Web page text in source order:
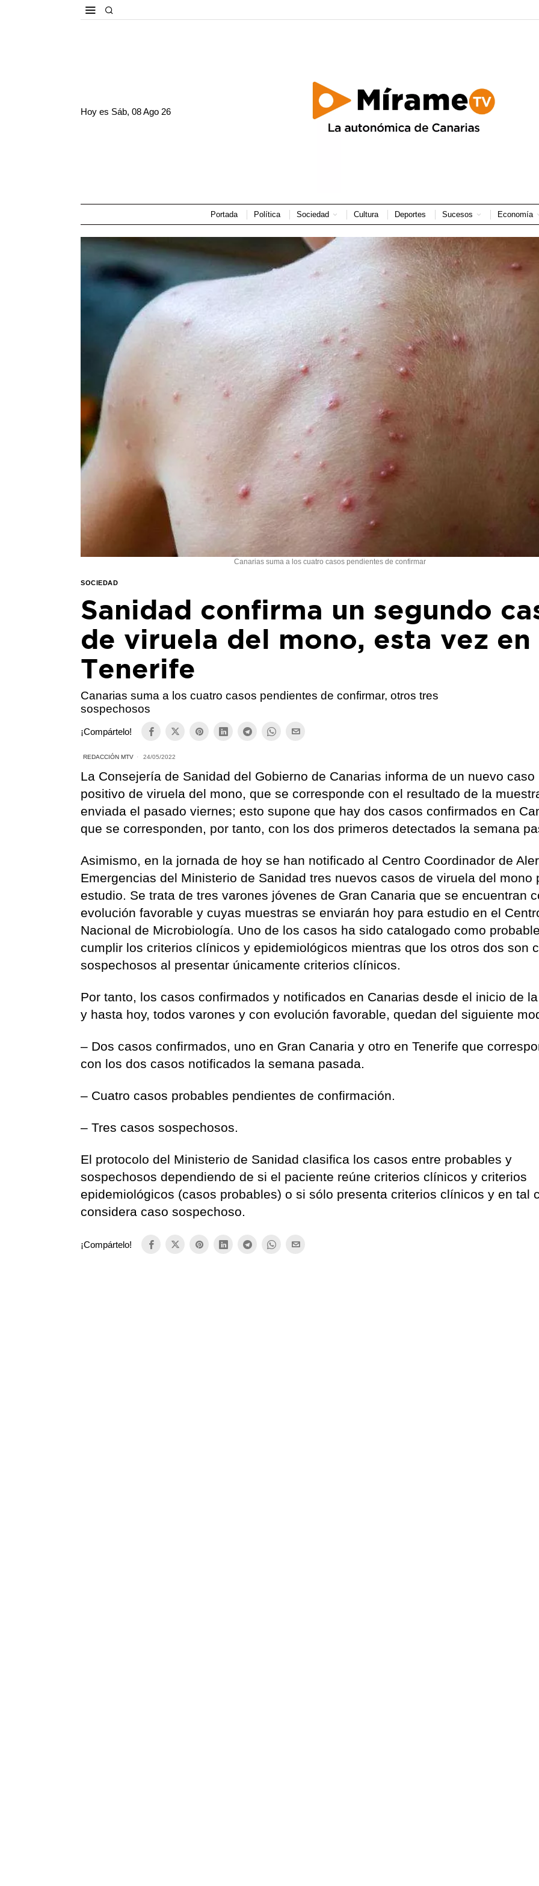
Hoy es Sáb, 08 Ago 26
Portada Política Sociedad Cultura Deportes Sucesos Economía
Canarias suma a los cuatro casos pendientes de confirmar
SOCIEDAD
Sanidad confirma un segundo
de viruela del mono, esta vez en
Tenerife
Canarias suma a los cuatro casos pendientes de confirmar, otros tres
sospechosos
¡Compártelo!
REDACCIÓN MTV 24/05/2022
La Consejería de Sanidad del Gobierno de Canarias informa de un nuevo caso
positivo de viruela del mono, que se corresponde con el resultado de la
enviada el pasado viernes; esto supone que hay dos casos confirmados en
que se corresponden, por tanto, con los dos primeros detectados la semana
Asimismo, en la jornada de hoy se han notificado al Centro Coordinador de
Emergencias del Ministerio de Sanidad tres nuevos casos de viruela del mono
estudio. Se trata de tres varones jóvenes de Gran Canaria que se encuentran
evolución favorable y cuyas muestras se enviarán hoy para estudio en el
Nacional de Microbiología. Uno de los casos ha sido catalogado como
cumplir los criterios clínicos y epidemiológicos mientras que los otros dos son
sospechosos al presentar únicamente criterios clínicos.
Por tanto, los casos confirmados y notificados en Canarias desde el inicio de
y hasta hoy, todos varones y con evolución favorable, quedan del siguiente
– Dos casos confirmados, uno en Gran Canaria y otro en Tenerife que
con los dos casos notificados la semana pasada.
– Cuatro casos probables pendientes de confirmación.
– Tres casos sospechosos.
El protocolo del Ministerio de Sanidad clasifica los casos entre probables y
sospechosos dependiendo de si el paciente reúne criterios clínicos y criterios
epidemiológicos (casos probables) o si sólo presenta criterios clínicos y en tal
considera caso sospechoso.
¡Compártelo!